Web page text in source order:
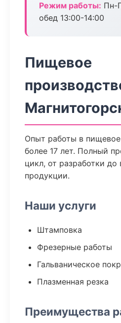
Режим работы: Пн-
обед 13:00-14:00
Пищевое
Опыт работы в
более 17 лет. Полный
цикл, от разработки до
продукции.
Наши услуги
Штамповка
Фрезерные работы
Гальваническое
Плазменная резка
Преимущества